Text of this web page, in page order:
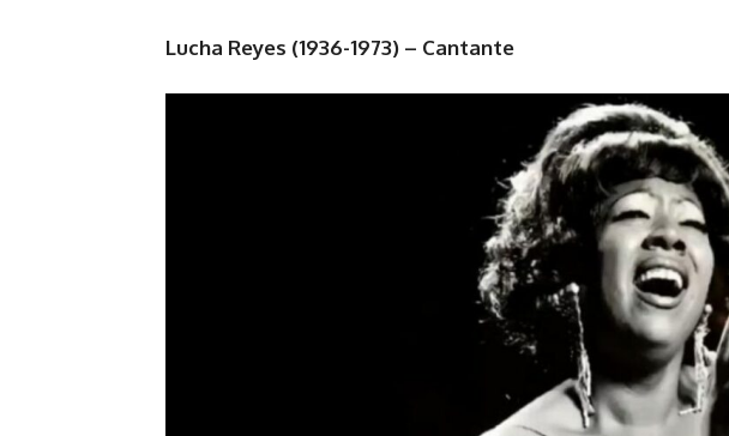
Lucha Reyes (1936-1973) – Cantante